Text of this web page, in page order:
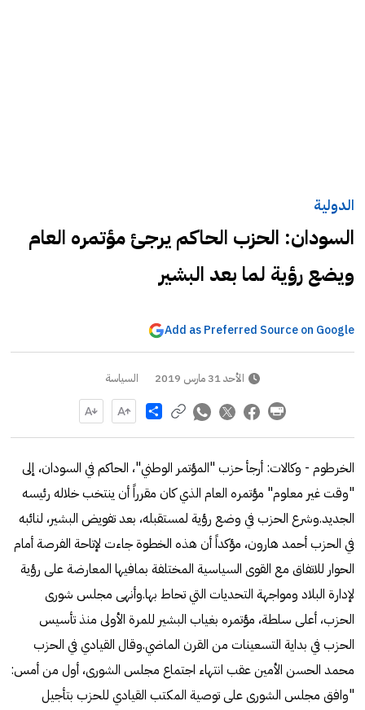
الدولية
السودان: الحزب الحاكم يرجئ مؤتمره العام
ويضع رؤية لما بعد البشير
Add as Preferred Source on Google
الأحد 31 مارس 2019 السياسة
Share
الخرطوم - وكالات: أرجأ حزب "المؤتمر الوطني"، الحاكم في السودان، إلى
"وقت غير معلوم" مؤتمره العام الذي كان مقرراً أن ينتخب خلاله رئيسه
الجديد.وشرع الحزب في وضع رؤية لمستقبله، بعد تفويض البشير، لنائبه
في الحزب أحمد هارون، مؤكداً أن هذه الخطوة جاءت لإتاحة الفرصة أمام
الحوار للاتفاق مع القوى السياسية المختلفة بمافيها المعارضة على رؤية
لإدارة البلاد ومواجهة التحديات التي تحاط بها.وأنهى مجلس شورى
الحزب، أعلى سلطة، مؤتمره بغياب البشير للمرة الأولى منذ تأسيس
الحزب في بداية التسعينات من القرن الماضي.وقال القيادي في الحزب
محمد الحسن الأمين عقب انتهاء اجتماع مجلس الشورى، أول من أمس:
"وافق مجلس الشورى على توصية المكتب القيادي للحزب بتأجيل